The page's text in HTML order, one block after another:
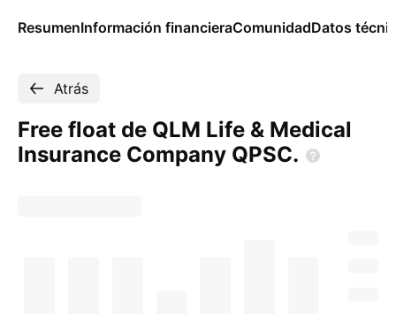
ResumenInformación financieraComunidadDatos
Atrás
Free float de QLM Life & Medical
Insurance Company QPSC.